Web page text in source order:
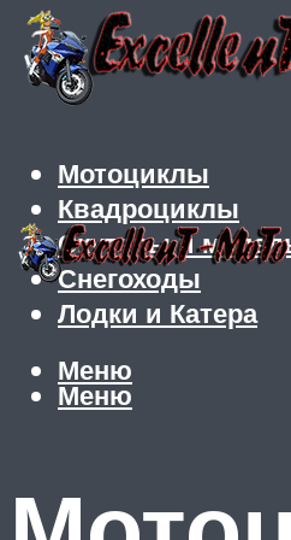
Мотоциклы
Квадроциклы
Скутеры и
Снегоходы
Лодки и Катера
Меню
Меню